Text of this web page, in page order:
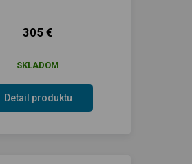
305 €
SKLADOM
Detail produktu